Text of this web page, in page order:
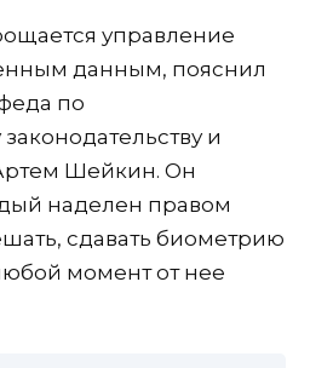
управление
данным, пояснил
по
и
Шейкин. Он
наделен правом
сдавать биометрию
момент от нее